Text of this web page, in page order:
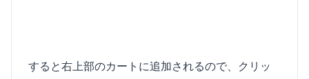
すると右上部のカートに追加されるので、クリッ